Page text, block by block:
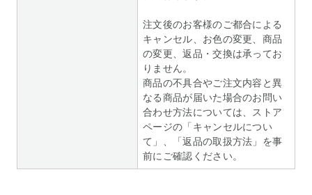
注文後のお客様のご都合による
キャンセル、お色の変更、商品
の変更、返品・交換は承ってお
りません。
商品の不具合やご注文内容と異
なる商品が届いた場合のお問い
合わせ方法については、ストア
ページの「キャンセルについ
て」、「返品の取扱方法」を事
前にご確認ください。